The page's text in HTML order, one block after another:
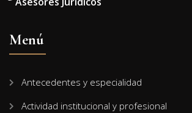
Menú
Antecedentes y especialidad
Actividad institucional y profesional